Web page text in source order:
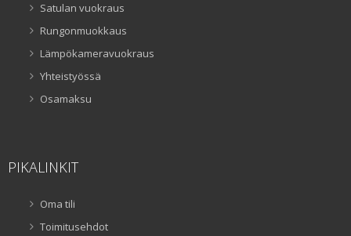
Satulan vuokraus
Rungonmuokkaus
Lämpökameravuokraus
Yhteistyössä
Osamaksu
PIKALINKIT
Oma tili
Toimitusehdot